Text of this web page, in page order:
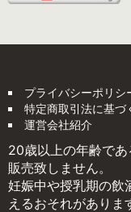
プライバシーポリシ
特定商取引法に基づ
運営会社紹介
20歳以上の年齢で
販売致しません。
妊娠中や授乳期の飲
えるおそれがありま